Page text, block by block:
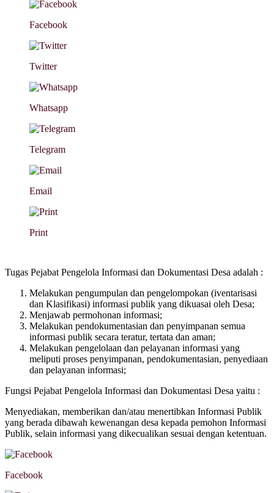
Facebook
Twitter
Whatsapp
Telegram
Email
Print
Tugas Pejabat Pengelola Informasi dan Dokumentasi Desa adalah :
Melakukan pengumpulan dan pengelompokan (iventarisasi
dan Klasifikasi) informasi publik yang dikuasai oleh Desa;
Menjawab permohonan informasi;
Melakukan pendokumentasian dan penyimpanan semua
informasi publik secara teratur, tertata dan aman;
Melakukan pengelolaan dan pelayanan informasi yang
meliputi proses penyimpanan, pendokumentasian, penyediaan
dan pelayanan informasi;
Fungsi Pejabat Pengelola Informasi dan Dokumentasi Desa yaitu :
Menyediakan, memberikan dan/atau menertibkan Informasi Publik
yang berada dibawah kewenangan desa kepada pemohon Informasi
Publik, selain informasi yang dikecualikan sesuai dengan ketentuan.
Facebook